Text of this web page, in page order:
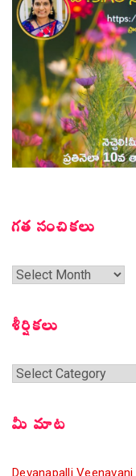
గత సంచికలు
గత
శీర్షికలు
శీర్షికలు
మీ మాట
Devanapalli Veenavani